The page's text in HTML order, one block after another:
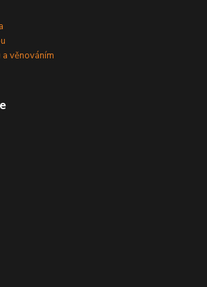
věnováním